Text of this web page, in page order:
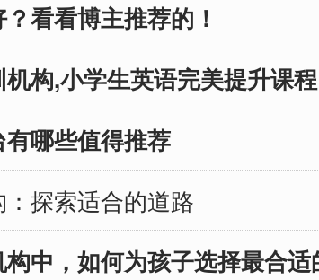
语学习环境。在这篇文
中，我们将从家长的
出发，深入分析几个备
欢迎的英语教育机构，
讨他们的特点，最终为
推荐趣趣ABC，理由将
结语中逐一展现。 瓜
英语 构建英语思维的
看看博主推荐的！
构,小学生英语完美提升课程
哪些值得推荐
探索适合的道路
中，如何为孩子选择最合适